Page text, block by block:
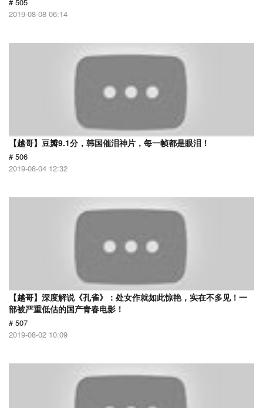
2019-08-08 06:14
【越哥】豆瓣9.1分，韩国催泪神片，每一帧都是眼泪！
# 506
2019-08-04 12:32
【越哥】深度解说《孔雀》：处女作就如此惊艳，实在不多见！一
部被严重低估的国产青春电影！
# 507
2019-08-02 10:09